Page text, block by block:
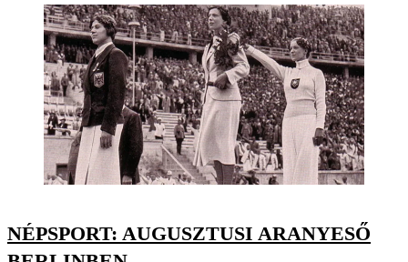
NÉPSPORT: AUGUSZTUSI ARANYESŐ